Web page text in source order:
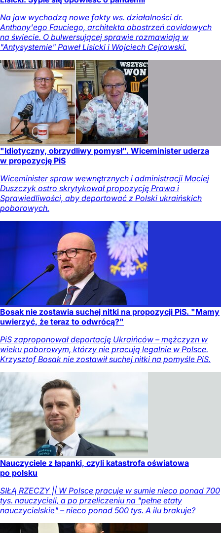
Na jaw wychodzą nowe fakty ws. działalności dr.
Anthony'ego Fauciego, architekta obostrzeń covidowych
na świecie. O bulwersującej sprawie rozmawiają w
"Antysystemie" Paweł Lisicki i Wojciech Cejrowski.
"Idiotyczny, obrzydliwy pomysł". Wiceminister uderza
w propozycję PiS
Wiceminister spraw wewnętrznych i administracji Maciej
Duszczyk ostro skrytykował propozycję Prawa i
Sprawiedliwości, aby deportować z Polski ukraińskich
poborowych.
Bosak nie zostawia suchej nitki na propozycji PiS. "Mamy
uwierzyć, że teraz to odwrócą?"
PiS zaproponował deportację Ukraińców – mężczyzn w
wieku poborowym, którzy nie pracują legalnie w Polsce.
Krzysztof Bosak nie zostawił suchej nitki na pomyśle PiS.
Nauczyciele z łapanki, czyli katastrofa oświatowa
po polsku
SIŁĄ RZECZY || W Polsce pracuje w sumie nieco ponad 700
tys. nauczycieli, a po przeliczeniu na "pełne etaty
nauczycielskie" – nieco ponad 500 tys. A ilu brakuje?